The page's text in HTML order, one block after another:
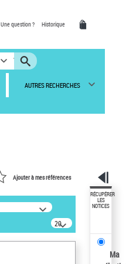
Une question ? Historique
AUTRES RECHERCHES
Ajouter à mes références
20
résultats/page
RÉCUPÉRER
LES
NOTICES
Ma